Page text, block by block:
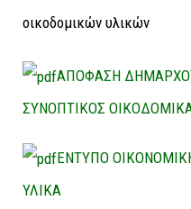
ΑΠΟΦΑΣΗ
ΣΥΝΟΠΤΙΚΟΣ
ΕΝΤΥΠΟ
ΥΛΙΚΑ